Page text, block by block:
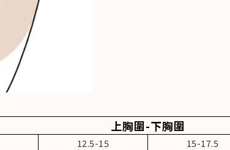
上胸圍-下胸圍
12.5-15 15-17.5